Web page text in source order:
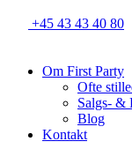
+45 43 43 40 80
Om First Party
Ofte
Salgs- &
Blog
Kontakt